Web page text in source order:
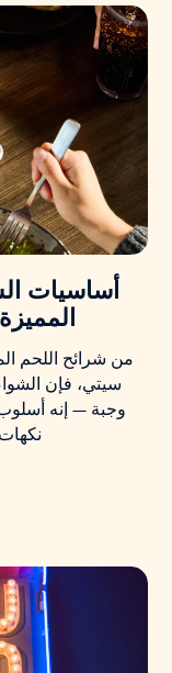
أساسيات
المميزة
من شرائح اللحم
سيتي، فإن
وجبة — إنه